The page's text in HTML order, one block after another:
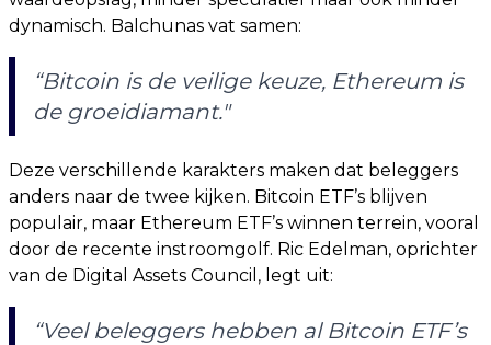
dynamisch. Balchunas vat samen:
“Bitcoin is de veilige keuze, Ethereum is
de groeidiamant."
Deze verschillende karakters maken dat beleggers
anders naar de twee kijken. Bitcoin ETF’s blijven
populair, maar Ethereum ETF’s winnen terrein, vooral
door de recente instroomgolf. Ric Edelman, oprichter
van de Digital Assets Council, legt uit:
“Veel beleggers hebben al Bitcoin ETF’s